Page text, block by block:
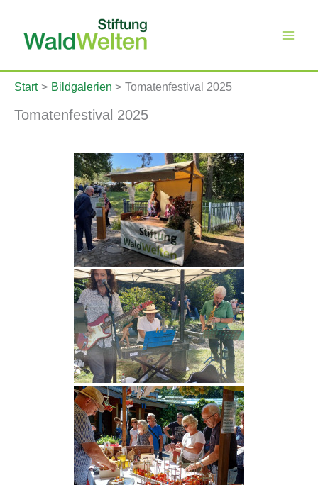
springen
Start Bildgalerien Tomatenfestival 2025
Tomatenfestival 2025